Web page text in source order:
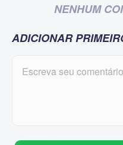
NENHUM
ADICIONAR